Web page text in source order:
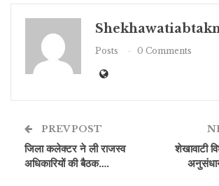
Posts
0 Comments
PREV POST
जिला कलेक्टर ने ली राजस्व
अधिकारियों की बैठक….
शेखावाटी